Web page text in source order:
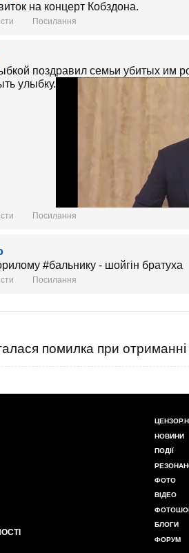
на концерт Кобздона.
Посилання
поздравил семьи убитых им
улыбку.
Посилання
#бальнику - шойгiн братуха
Посилання
помилка при отриманні
НОВИНИ
ПОДІЇ
ФОТО
ВІДЕО
БЛОГИ
ФОРУМ